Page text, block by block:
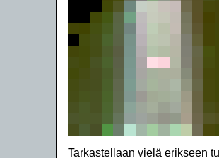
Tarkastellaan vielä erikseen